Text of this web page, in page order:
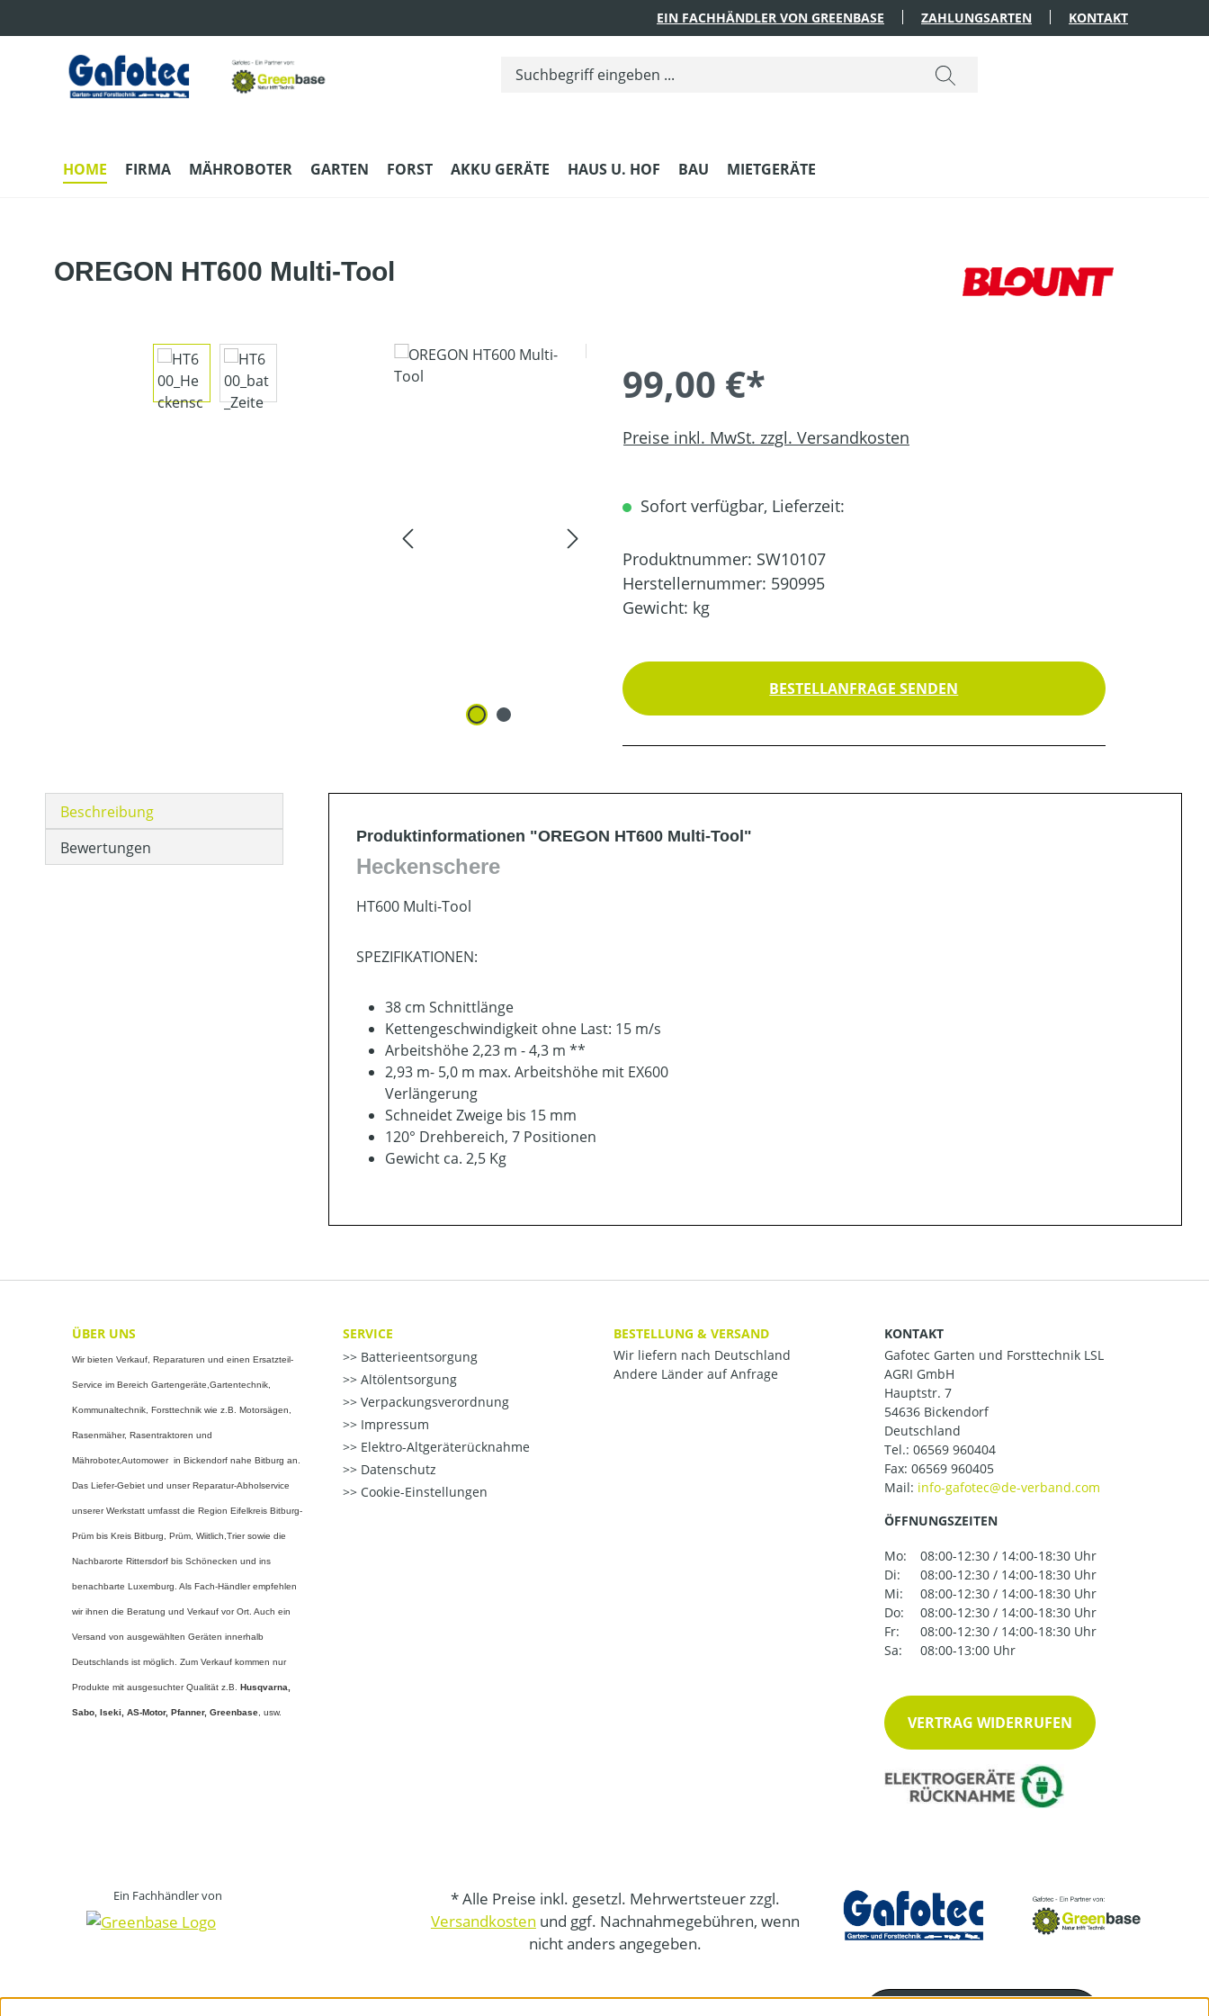
EIN FACHHÄNDLER VON GREENBASE ZAHLUNGSARTEN KONTAKT
HOME FIRMA MÄHROBOTER GARTEN FORST AKKU GERÄTE HAUS U. HOF BAU MIETGERÄTE
OREGON HT600 Multi-Tool
Bildergalerie überspringen
99,00 €*
Preise inkl. MwSt. zzgl. Versandkosten
Sofort verfügbar, Lieferzeit:
Produktnummer: SW10107
Herstellernummer: 590995
Gewicht: kg
BESTELLANFRAGE SENDEN
Beschreibung
Bewertungen
Produktinformationen "OREGON HT600 Multi-Tool"
Heckenschere
HT600 Multi-Tool
SPEZIFIKATIONEN:
38 cm Schnittlänge
Kettengeschwindigkeit ohne Last: 15 m/s
Arbeitshöhe 2,23 m - 4,3 m **
2,93 m- 5,0 m max. Arbeitshöhe mit EX600
Verlängerung
Schneidet Zweige bis 15 mm
120° Drehbereich, 7 Positionen
Gewicht ca. 2,5 Kg
ÜBER UNS
Wir bieten Verkauf, Reparaturen und einen Ersatzteil-
Service im Bereich Gartengeräte,Gartentechnik,
Kommunaltechnik, Forsttechnik wie z.B. Motorsägen,
Rasenmäher, Rasentraktoren und
Mähroboter,Automower in Bickendorf nahe Bitburg an.
Das Liefer-Gebiet und unser Reparatur-Abholservice
unserer Werkstatt umfasst die Region Eifelkreis Bitburg-
Prüm bis Kreis Bitburg, Prüm, Wiitlich,Trier sowie die
Nachbarorte Rittersdorf bis Schönecken und ins
benachbarte Luxemburg. Als Fach-Händler empfehlen
wir ihnen die Beratung und Verkauf vor Ort. Auch ein
Versand von ausgewählten Geräten innerhalb
Deutschlands ist möglich. Zum Verkauf kommen nur
Produkte mit ausgesuchter Qualität z.B. Husqvarna,
Sabo, Iseki, AS-Motor, Pfanner, Greenbase , usw.
SERVICE
Batterieentsorgung
Altölentsorgung
Verpackungsverordnung
Impressum
Elektro-Altgeräterücknahme
Datenschutz
Cookie-Einstellungen
BESTELLUNG & VERSAND
Wir liefern nach Deutschland
Andere Länder auf Anfrage
KONTAKT
Gafotec Garten und Forsttechnik LSL
AGRI GmbH
Hauptstr. 7
54636 Bickendorf
Deutschland
Tel.: 06569 960404
Fax: 06569 960405
Mail:
ÖFFNUNGSZEITEN
Mo:
08:00-12:30 / 14:00-18:30 Uhr
Di:
08:00-12:30 / 14:00-18:30 Uhr
Mi:
08:00-12:30 / 14:00-18:30 Uhr
Do:
08:00-12:30 / 14:00-18:30 Uhr
Fr:
08:00-12:30 / 14:00-18:30 Uhr
Sa:
08:00-13:00 Uhr
VERTRAG WIDERRUFEN
Ein Fachhändler von
* Alle Preise inkl. gesetzl. Mehrwertsteuer zzgl.
Versandkosten und ggf. Nachnahmegebühren, wenn
nicht anders angegeben.